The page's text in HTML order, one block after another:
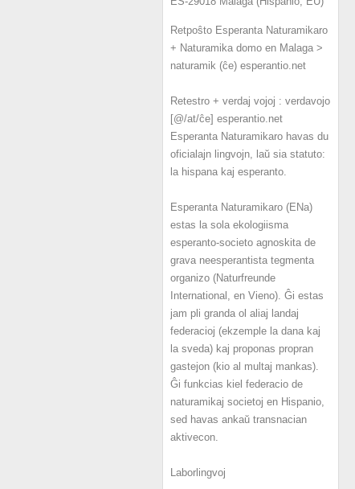
Retpoŝto Esperanta Naturamikaro
+ Naturamika domo en Malaga >
naturamik (ĉe) esperantio.net
Retestro + verdaj vojoj : verdavojo
[@/at/ĉe] esperantio.net
Esperanta Naturamikaro havas du
oficialajn lingvojn, laŭ sia statuto:
la hispana kaj esperanto.
Esperanta Naturamikaro (ENa)
estas la sola ekologiisma
esperanto-societo agnoskita de
grava neesperantista tegmenta
organizo (Naturfreunde
International, en Vieno). Ĝi estas
jam pli granda ol aliaj landaj
federacioj (ekzemple la dana kaj
la sveda) kaj proponas propran
gastejon (kio al multaj mankas).
Ĝi funkcias kiel federacio de
naturamikaj societoj en Hispanio,
sed havas ankaŭ transnacian
aktivecon.
Laborlingvoj